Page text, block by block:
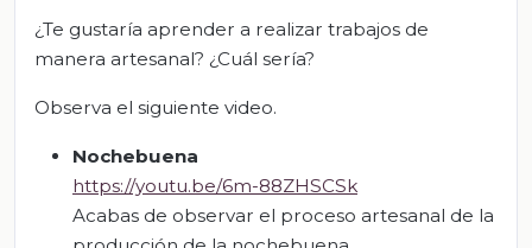
¿Te gustaría aprender a realizar trabajos de
manera artesanal? ¿Cuál sería?
Observa el siguiente video.
Nochebuena
https://youtu.be/6m-88ZHSCSk
Acabas de observar el proceso artesanal de la